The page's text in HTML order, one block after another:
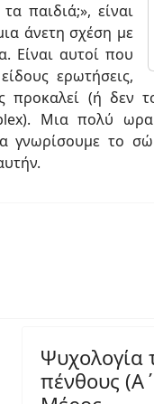
παιδιά;», είναι
άνε­τη σχέση με
Είναι αυτοί που
ερωτήσεις,
προκαλεί (ή δεν
Μια πολύ
γνωρίσουμε το
Ψυχολογία
πένθους (Α΄